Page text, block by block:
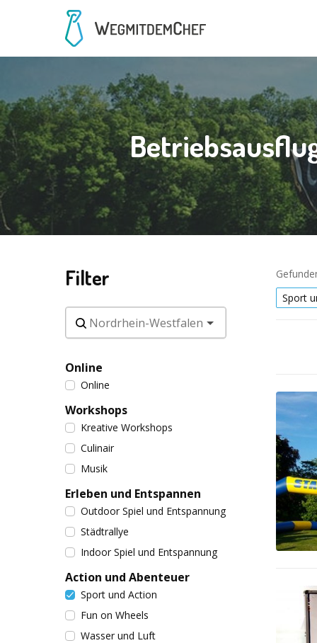
Filter
Online
Online
Workshops
Kreative Workshops
Culinair
Musik
Erleben und Entspannen
Outdoor Spiel und Entspannung
Städtrallye
Indoor Spiel und Entspannung
Action und Abenteuer
Sport und Action
Fun on Wheels
Wasser und Luft
Sport